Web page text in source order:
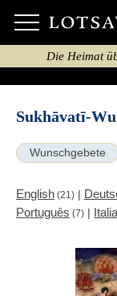
Die Heimat
Sukhāvatī-
Wunschgebete
English (21) |
Português (7) |